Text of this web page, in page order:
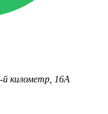
километр, 16А